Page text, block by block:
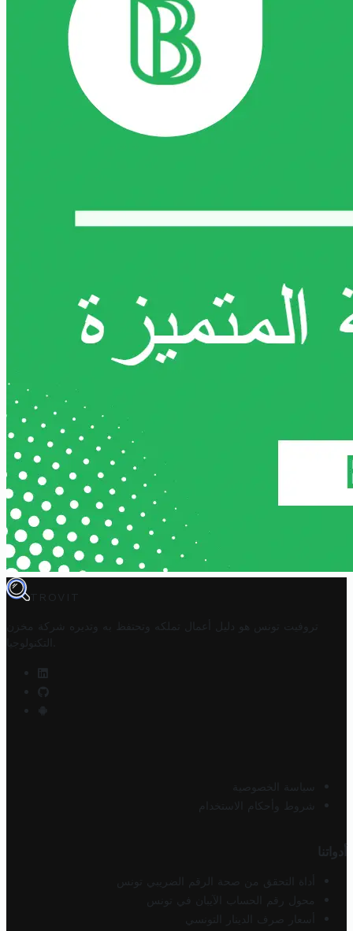
TROVIT
تروفيت تونس هو دليل أعمال تملكه وتحتفظ به وتديره
شركة مخزن
التكنولوجيا
سياسة الخصوصية
شروط وأحكام الاستخدام
أدواتنا
أداة التحقق من صحة الرقم الضريبي تونس
محول رقم الحساب الآيبان في تونس
أسعار صرف الدينار التونسي